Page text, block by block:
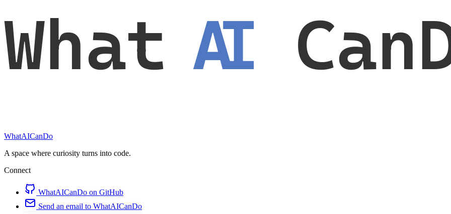
What AI
WhatAICanDo
A space where curiosity turns into code.
Connect
WhatAICanDo on GitHub
Send an email to WhatAICanDo